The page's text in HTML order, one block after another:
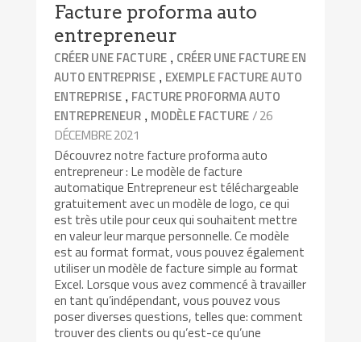
Facture proforma auto
entrepreneur
CRÉER UNE FACTURE , CRÉER UNE FACTURE EN
AUTO ENTREPRISE , EXEMPLE FACTURE AUTO
ENTREPRISE , FACTURE PROFORMA AUTO
ENTREPRENEUR , MODÈLE FACTURE/ 26
DÉCEMBRE 2021
Découvrez notre facture proforma auto
entrepreneur : Le modèle de facture
automatique Entrepreneur est téléchargeable
gratuitement avec un modèle de logo, ce qui
est très utile pour ceux qui souhaitent mettre
en valeur leur marque personnelle. Ce modèle
est au format format, vous pouvez également
utiliser un modèle de facture simple au format
Excel. Lorsque vous avez commencé à travailler
en tant qu’indépendant, vous pouvez vous
poser diverses questions, telles que: comment
trouver des clients ou qu’est-ce qu’une